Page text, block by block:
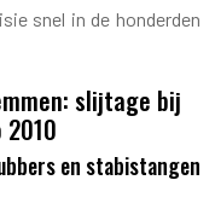
snel in de honderden
slijtage bij
en stabistangen